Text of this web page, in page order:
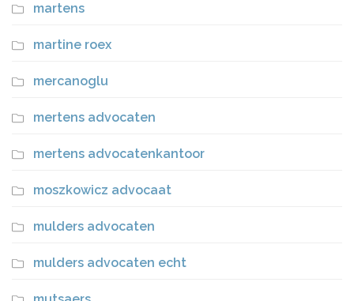
martens
martine roex
mercanoglu
mertens advocaten
mertens advocatenkantoor
moszkowicz advocaat
mulders advocaten
mulders advocaten echt